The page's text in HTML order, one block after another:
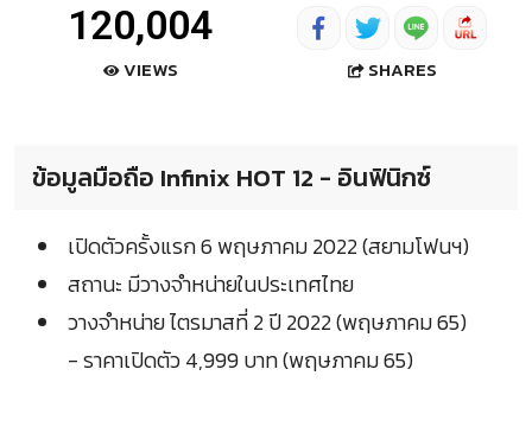
120,004
VIEWS SHARES
ข้อมูลมือถือ Infinix HOT 12 - อินฟินิกซ์
เปิดตัวครั้งแรก 6 พฤษภาคม 2022 (สยามโฟนฯ)
สถานะ มีวางจำหน่ายในประเทศไทย
วางจำหน่าย ไตรมาสที่ 2 ปี 2022 (พฤษภาคม 65)
- ราคาเปิดตัว 4,999 บาท (พฤษภาคม 65)